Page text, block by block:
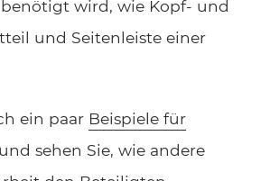
wird, wie Kopf- und
und Seitenleiste einer
ein paar Beispiele für
sehen Sie, wie andere